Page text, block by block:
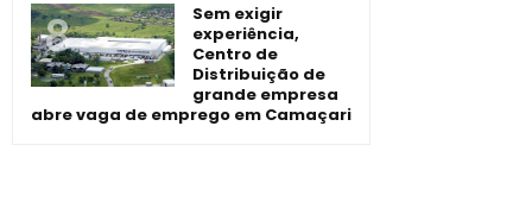
Sem exigir
experiência,
Centro de
Distribuição de
grande empresa
abre vaga de emprego em Camaçari